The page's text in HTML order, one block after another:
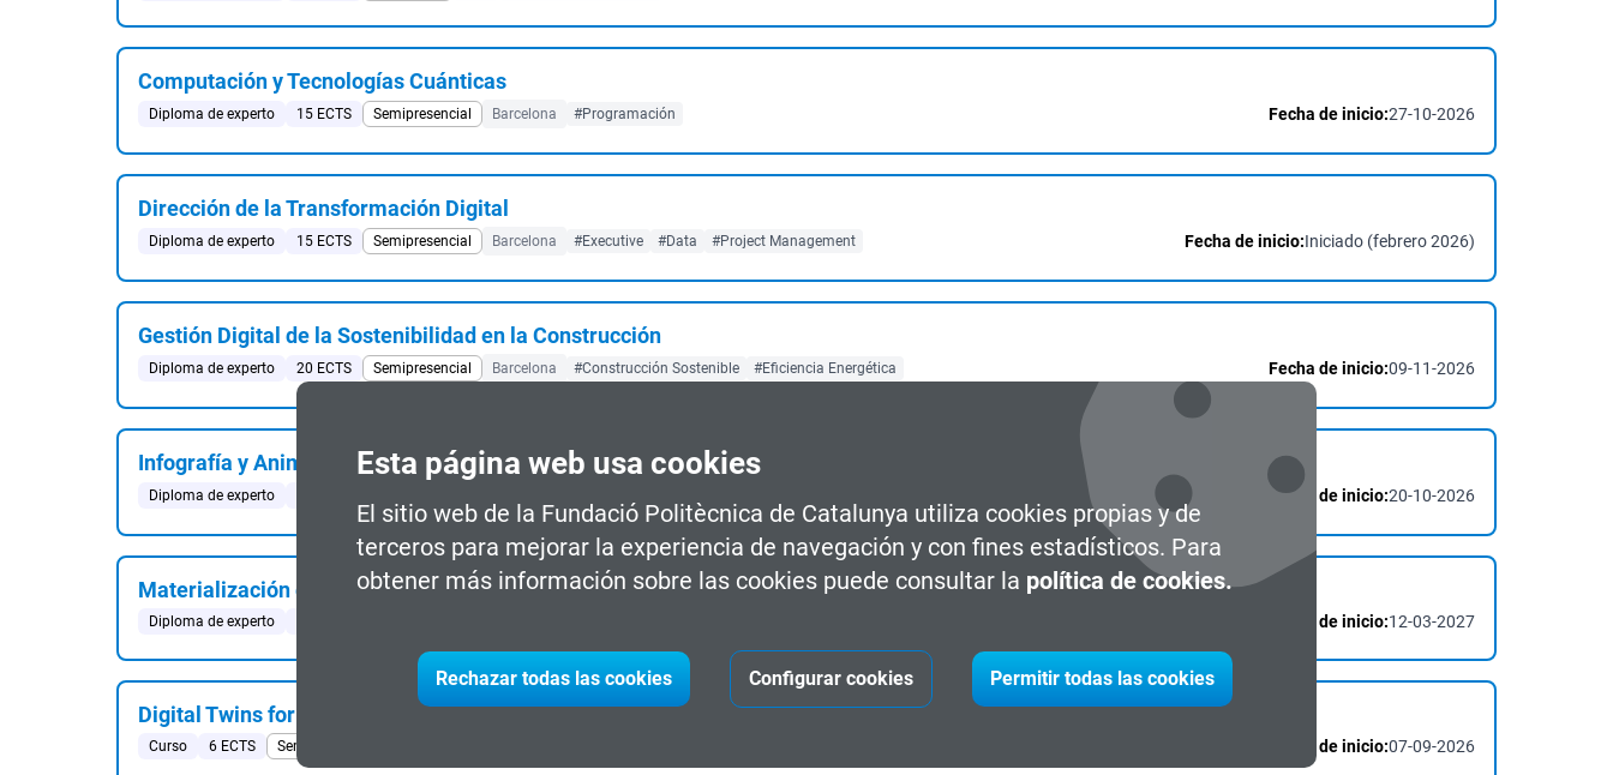
Esta página web usa cookies
El sitio web de la Fundació Politècnica de Catalunya utiliza cookies propias y de
terceros para mejorar la experiencia de navegación y con fines estadísticos. Para
obtener más información sobre las cookies puede consultar la política de cookies.
Rechazar todas las cookies Configurar cookies Permitir todas las cookies
Computación y Tecnologías Cuánticas
Diploma de experto 15 ECTS Semipresencial Barcelona #Programación Fecha de inicio:27-10-2026
Dirección de la Transformación Digital
Diploma de experto 15 ECTS Semipresencial Barcelona #Executive #Data #Project Management Fecha de inicio:Iniciado (febrero 2026)
Gestión Digital de la Sostenibilidad en la Construcción
Diploma de experto 20 ECTS Semipresencial Barcelona #Construcción Sostenible #Eficiencia Energética Fecha de inicio:09-11-2026
Infografía y Animación 3D de Proyectos
Diploma de experto Fecha de inicio:20-10-2026
Materialización de Modelos y Tecnologías de la Industria 4.0
Diploma de experto Fecha de inicio:12-03-2027
Digital Twins for Smart Mobility: edición Barcelona
Curso 6 ECTS Semipresencial Fecha de inicio:07-09-2026